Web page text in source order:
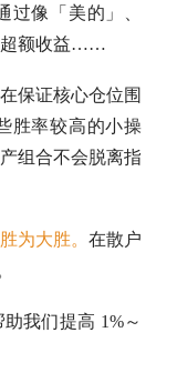
过像「美的」、
超额收益……
保证核心仓位围
胜率较高的小操
组合不会脱离指
为大胜。 在散户
助我们提高 1%～